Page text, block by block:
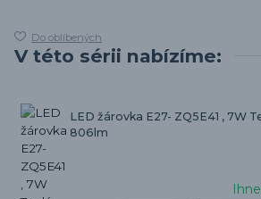
Do oblíbených
V této sérii nabízíme:
LED žárovka E27- ZQ5E41 , 7W
806lm